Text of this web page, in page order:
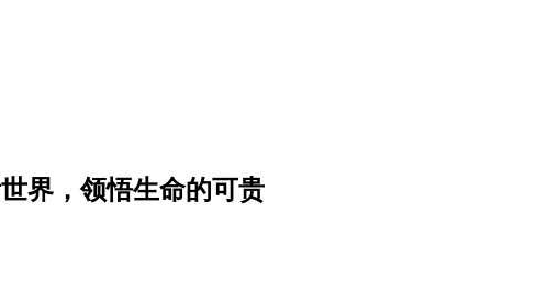
界，领悟生命的可贵